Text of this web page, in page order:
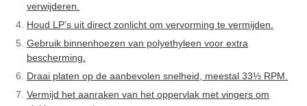
verwijderen.
Houd LP’s uit direct zonlicht om vervorming te vermijden.
Gebruik binnenhoezen van polyethyleen voor extra
bescherming.
Draai platen op de aanbevolen snelheid, meestal 33⅓ RPM.
Vermijd het aanraken van het oppervlak met vingers om